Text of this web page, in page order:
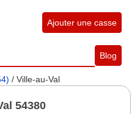
Ajouter une casse
Blog
/ Ville-au-Val
54380